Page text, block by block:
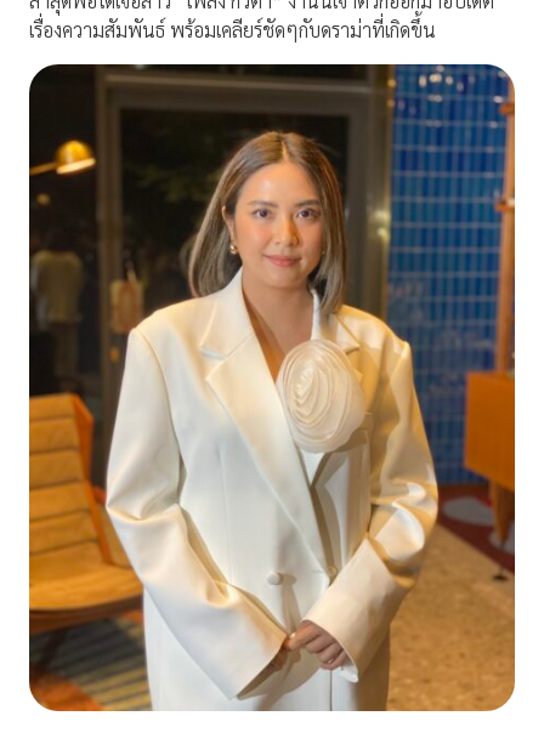
เรื่องความสัมพันธ์ พร้อมเคลียร์ชัดๆกับดราม่าที่เกิดขึ้น